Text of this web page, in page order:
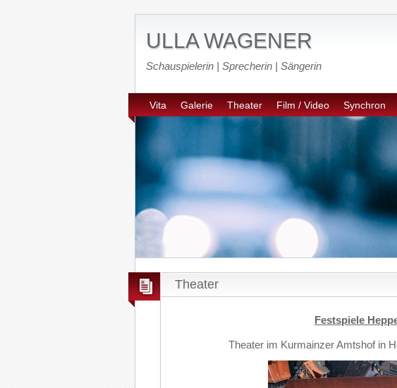
ULLA WAGENER
Schauspielerin | Sprecherin | Sängerin
Vita Galerie Theater Film / Video Synchron
Theater
Festspiele
Theater im Kurmainzer Amtshof in